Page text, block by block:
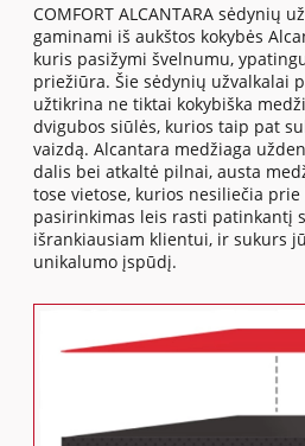
COMFORT ALCANTARA sėdynių
gaminami iš aukštos kokybės
kuris pasižymi švelnumu,
priežiūra. Šie sėdynių užvalkalai
užtikrina ne tiktai kokybiška
dvigubos siūlės, kurios taip pat
vaizdą. Alcantara medžiaga
dalis bei atkaltė pilnai, austa
tose vietose, kurios nesiliečia
pasirinkimas leis rasti patinkantį
išrankiausiam klientui, ir sukurs
unikalumo įspūdį.